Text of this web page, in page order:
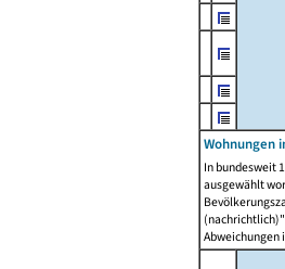
Wohnungen
In bundesweit
ausgewählt
Abweichungen